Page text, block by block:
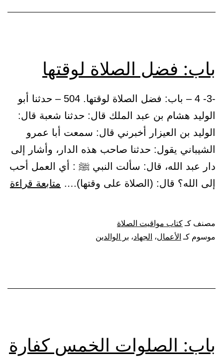
باب: فضل الصلاة لوقتها
-3- 4 – باب: فضل الصلاة لوقتها. 504 – حدثنا أبو
الوليد هشام بن عبد الملك قال: حدثنا شعبة قال:
الوليد بن العيزار أخبرني قال: سمعت أبا عمرو
الشيباني يقول: حدثنا صاحب هذه الدار، وأشار إلى
دار عبد الله، قال: سألت النبي ﷺ : أي العمل أحب
إلى الله؟ قال: (الصلاة على وقتها).… متابعة قراءة
مصنف كـ كتاب مواقيت الصلاة
موسوم كـ الأعمال، الجهاد، بر الوالدين
باب: الصلوات الخمس كفارة